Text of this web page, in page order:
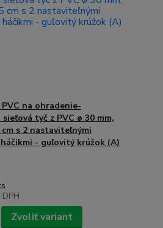
na ohradenie-
tyč z PVC ø 30 mm,
cm s 2 nastaviteľnými
- guľovitý krúžok (A)
Zvoliť variant